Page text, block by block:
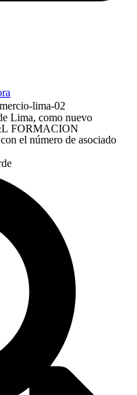
Lima, como nuevo
FORMACION
el número de asociado